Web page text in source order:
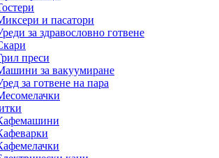
и пасатори
за здравословно готвене
преси
за вакуумиране
за готвене на пара